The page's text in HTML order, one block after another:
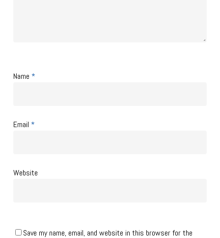
Name *
Email *
Website
Save my name, email, and website in this browser for the